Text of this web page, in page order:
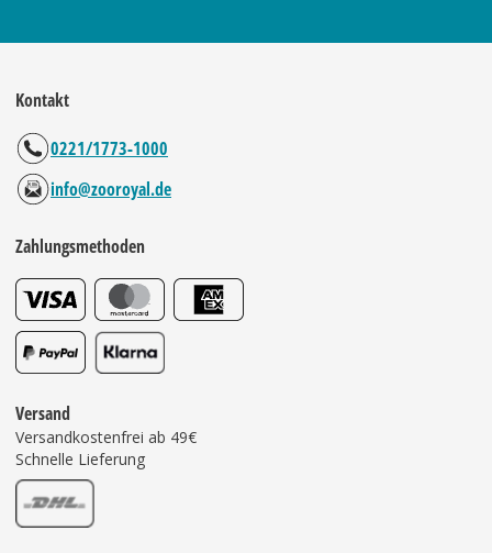
Kontakt
0221/1773-1000
info@zooroyal.de
Zahlungsmethoden
Versand
Versandkostenfrei ab 49€
Schnelle Lieferung